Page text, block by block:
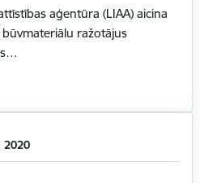
aģentūra (LIAA) aicina
ražotājus
2020